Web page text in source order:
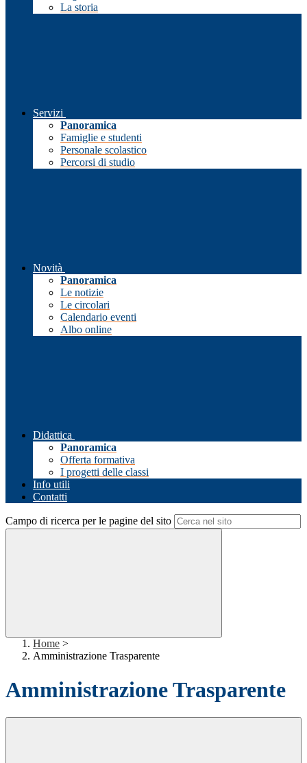
La storia
Servizi
Panoramica
Famiglie e studenti
Personale scolastico
Percorsi di studio
Novità
Panoramica
Le notizie
Le circolari
Calendario eventi
Albo online
Didattica
Panoramica
Offerta formativa
I progetti delle classi
Info utili
Contatti
Campo di ricerca per le pagine del sito
Home >
Amministrazione Trasparente
Amministrazione Trasparente